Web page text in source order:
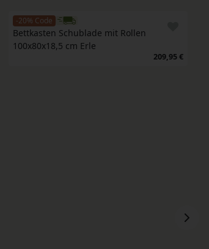
-20% Code
Bettkasten Schublade mit Rollen
100x80x18,5 cm Erle
209,95 €